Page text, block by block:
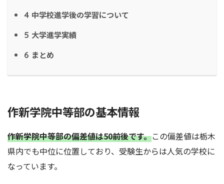
4 中学校進学後の学習について
5 大学進学実績
6 まとめ
作新学院中等部の基本情報
作新学院中等部の偏差値は50前後です。この偏差値は栃木
県内でも中位に位置しており、受験生からは人気の学校に
なっています。